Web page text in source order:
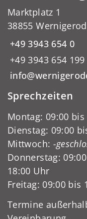
Marktplatz 1
38855
+49 3943 654 0
+49 3943 654 199
Sprechzeiten
Montag: 09:00
Dienstag: 09:00
Mittwoch: -
Donnerstag:
18:00 Uhr
Freitag: 09:00 bis
Termine